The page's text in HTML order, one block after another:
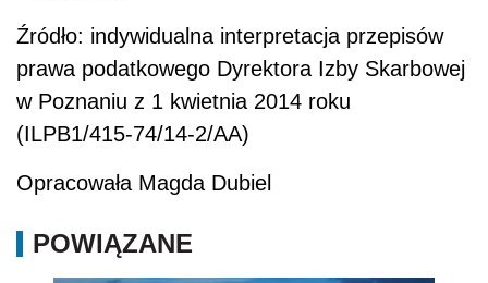
Źródło: indywidualna interpretacja przepisów
prawa podatkowego Dyrektora Izby Skarbowej
w Poznaniu z 1 kwietnia 2014 roku
(ILPB1/415-74/14-2/AA)
Opracowała Magda Dubiel
POWIĄZANE